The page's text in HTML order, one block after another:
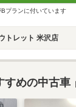
プランに付いています
トレット 米沢店
すめの中古車